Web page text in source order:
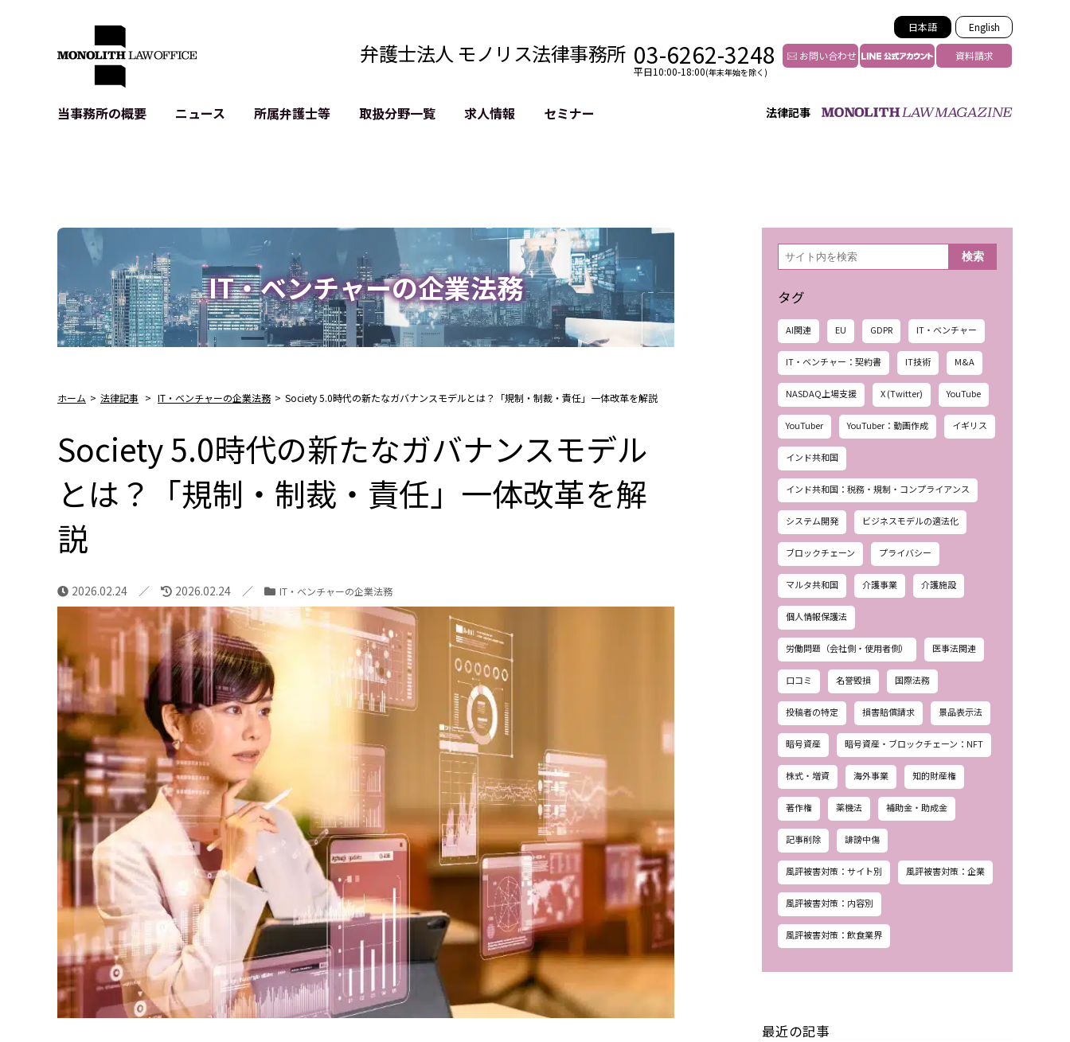
日本語 English
弁護士法人 モノリス法律事務所 03-6262-3248
平日10:00-18:00(年末年始を除く)
お問い合わせ 資料請求
法律記事
当事務所の概要
アクセス
ニュース 所属弁護士等 取扱分野一覧
IPO（上場）支援
生成AI関連法務
記事・LPの薬機法等チェック
D2C等の不正転売対策
サイバー犯罪の刑事告訴等
GDPR対応支援
リスティング汚染の削除対策
過去の芸能等活動の削除
YouTube等SNSのM&A
求人情報 セミナー
IT・ベンチャーの企業法務
ホーム > 法律記事 > IT・ベンチャーの企業法務 > Society 5.0時代の新たなガバナンスモデルとは？「規制・制裁・責任」一体改革を解説
Society 5.0時代の新たなガバナンスモデル
とは？「規制・制裁・責任」一体改革を解
説
2026.02.24 2026.02.24 IT・ベンチャーの企業法務
検
索 検索
タグ
AI関連 EU GDPR IT・ベンチャー
IT・ベンチャー：契約書 IT技術 M&A
NASDAQ上場支援 X (Twitter) YouTube
YouTuber YouTuber：動画作成 イギリス
インド共和国
インド共和国：税務・規制・コンプライアンス
システム開発 ビジネスモデルの適法化
ブロックチェーン プライバシー
マルタ共和国 介護事業 介護施設
個人情報保護法
労働問題（会社側・使用者側） 医事法関連
口コミ 名誉毀損 国際法務
投稿者の特定 損害賠償請求 景品表示法
暗号資産 暗号資産・ブロックチェーン：NFT
株式・増資 海外事業 知的財産権
著作権 薬機法 補助金・助成金
記事削除 誹謗中傷
風評被害対策：サイト別 風評被害対策：企業
風評被害対策：内容別
風評被害対策：飲食業界
最近の記事